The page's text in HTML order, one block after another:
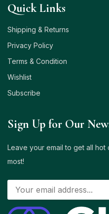
Quick Links
Shipping & Returns
Privacy Policy
Terms & Condition
Wishlist
Subscribe
Sign Up for Our
Leave your email to get all
most!